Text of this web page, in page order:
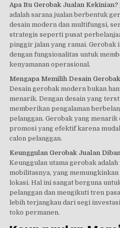
Apa Itu Gerobak Jualan Kekinian?
adalah sarana jualan berbentuk
desain modern dan multifungsi,
strategis seperti pusat
pinggir jalan yang ramai. Gerobak
dengan fungsionalitas untuk
kenyamanan operasional.
Mengapa Memilih Desain
Desain gerobak modern bukan
menarik. Dengan desain yang
memberikan pengalaman
pelanggan. Gerobak yang menarik
promosi yang efektif karena
calon pelanggan.
Keunggulan Gerobak Jualan
Keunggulan utama gerobak
mobilitasnya, yang
lokasi. Hal ini sangat berguna
pelanggan dan mengikuti tren
lebih terjangkau dari segi
toko permanen.